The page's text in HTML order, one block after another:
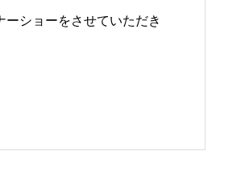
ーショーをさせていただき